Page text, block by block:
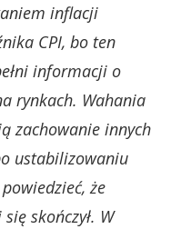
inflacji
CPI, bo ten
informacji o
rynkach. Wahania
zachowanie innych
ustabilizowaniu
że
skończył. W